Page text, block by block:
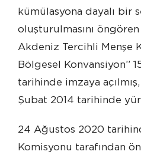
kümülasyona dayalı bir
oluşturulmasını
Akdeniz Tercihli Menşe
Bölgesel Konvansiyon”
tarihinde imzaya
Şubat 2014 tarihinde
24 Ağustos 2020
Komisyonu tarafından